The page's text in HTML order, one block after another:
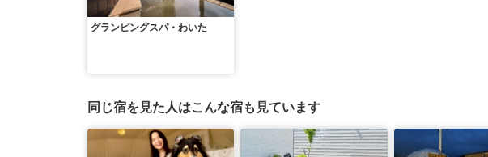
グランピングスパ・わいた
同じ宿を見た人はこんな宿も見ています